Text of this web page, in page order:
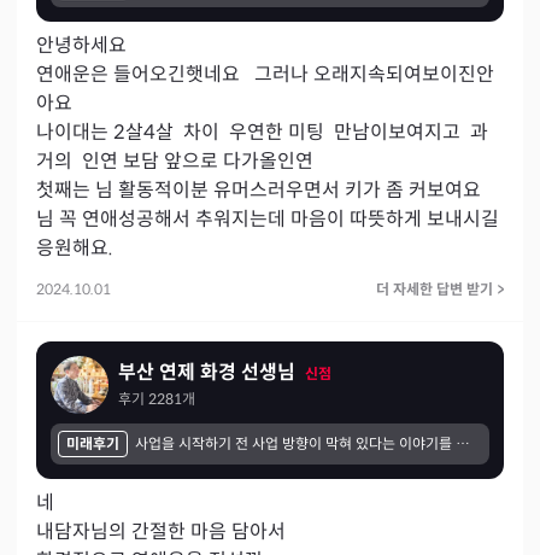
안녕하세요
연애운은 들어오긴햇네요   그러나 오래지속되여보이진안
아요
나이대는 2살4살  차이  우연한 미팅  만남이보여지고  과
거의  인연 보담 앞으로 다가올인연
첫째는 님 활동적이분 유머스러우면서 키가 좀 커보여요
님 꼭 연애성공해서 추워지는데 마음이 따뜻하게 보내시길
응원해요.
2024.10.01 더 자세한 답변 받기 >
부산 연제 화경 선생님
신점
후기 2281개
미래후기 사업을 시작하기 전 사업 방향이 막혀 있다는 이야기를 듣고 계속 마음에 걸렸습니다. 그래서 형편이 넉넉하지 않았지만 없는 돈을 아껴가며 사업이 잘되기를 바라는 마음으로 여러 방향에서 기도를 부탁드렸습니다. 시간이 지나면서 신기하게도 조금씩 변화가 생기기 시작했습니다. 생각보다 먼 지역에서도 찾아와 주시는 분들이 생겼고, 소개를 통해 문의도 꾸준히 이어졌습니다. 아직 더 성장해야 할 부분은 많지만 예전처럼 막막하기보다는 길이 하나씩 열리고 있다는 느낌을 받고 있습니다. 덕분에 마음도 한결 편안해졌고, 앞으로도 초심을 잃지 않고 성실하게 운영해 더 많은 분들에게 좋은 교육을 전할 수 있도록 노력하겠습니다.
네
내담자님의 간절한 마음 담아서